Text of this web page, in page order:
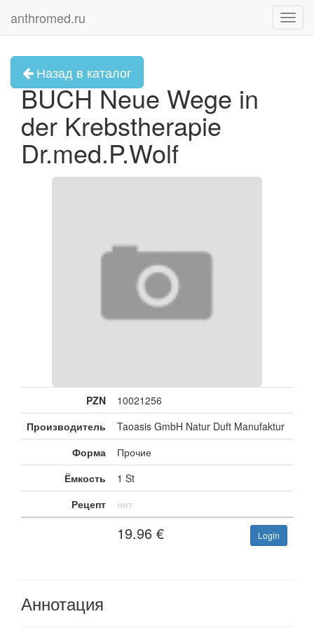
anthromed.ru
Назад в каталог
BUCH Neue Wege in
der Krebstherapie
Dr.med.P.Wolf
PZN
10021256
Производитель
Taoasis GmbH Natur Duft Manufaktur
Форма
Прочие
Ёмкость
1 St
Рецепт
нет
19.96 € Login
Аннотация